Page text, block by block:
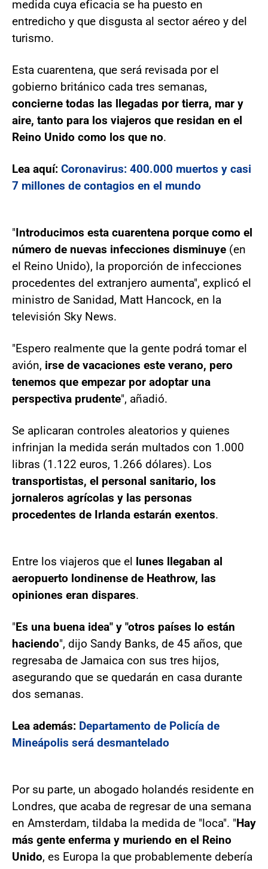
medida cuya eficacia se ha puesto en
entredicho y que disgusta al sector aéreo y del
turismo.
Esta cuarentena, que será revisada por el
gobierno británico cada tres semanas,
concierne todas las llegadas por tierra, mar y
aire, tanto para los viajeros que residan en el
Reino Unido como los que no.
Lea aquí: Coronavirus: 400.000 muertos y casi
7 millones de contagios en el mundo
"Introducimos esta cuarentena porque como el
número de nuevas infecciones disminuye (en
el Reino Unido), la proporción de infecciones
procedentes del extranjero aumenta", explicó el
ministro de Sanidad, Matt Hancock, en la
televisión Sky News.
"Espero realmente que la gente podrá tomar el
avión, irse de vacaciones este verano, pero
tenemos que empezar por adoptar una
perspectiva prudente", añadió.
Se aplicaran controles aleatorios y quienes
infrinjan la medida serán multados con 1.000
libras (1.122 euros, 1.266 dólares). Los
transportistas, el personal sanitario, los
jornaleros agrícolas y las personas
procedentes de Irlanda estarán exentos.
Entre los viajeros que el lunes llegaban al
aeropuerto londinense de Heathrow, las
opiniones eran dispares.
"Es una buena idea" y "otros países lo están
haciendo", dijo Sandy Banks, de 45 años, que
regresaba de Jamaica con sus tres hijos,
asegurando que se quedarán en casa durante
dos semanas.
Lea además: Departamento de Policía de
Mineápolis será desmantelado
Por su parte, un abogado holandés residente en
Londres, que acaba de regresar de una semana
en Amsterdam, tildaba la medida de "loca". "Hay
más gente enferma y muriendo en el Reino
Unido, es Europa la que probablemente debería